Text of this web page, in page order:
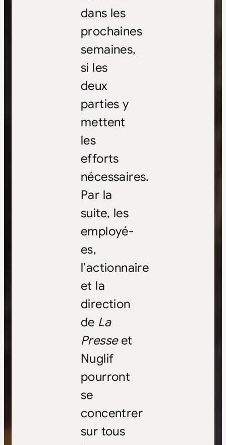
dans les
prochaines
semaines,
si les
deux
parties y
mettent
les
efforts
nécessaires.
Par la
suite, les
employé-
es,
l’actionnaire
et la
direction
de La
Presseet
Nuglif
pourront
se
concentrer
sur tous